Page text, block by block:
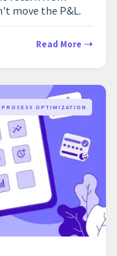
move the P&L.
Read More
PROCESS OPTIMIZATION